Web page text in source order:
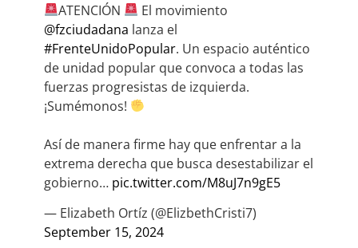
ATENCIÓN
El movimiento
@fzciudadana lanza el
#FrenteUnidoPopular. Un espacio auténtico
de unidad popular que convoca a todas las
fuerzas progresistas de izquierda.
¡Sumémonos!
Así de manera firme hay que enfrentar a la
extrema derecha que busca desestabilizar el
gobierno… pic.twitter.com/M8uJ7n9gE5
— Elizabeth Ortíz (@ElizbethCristi7)
September 15, 2024